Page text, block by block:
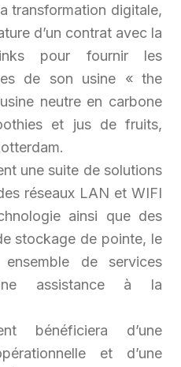
transformation digitale,
d’un contrat avec la
pour fournir les
de son usine « the
neutre en carbone
et jus de fruits,
une suite de solutions
réseaux LAN et WIFI
ainsi que des
stockage de pointe, le
de services
assistance à la
bénéficiera d’une
et d’une